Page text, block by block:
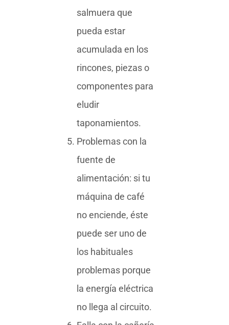
salmuera que
pueda estar
acumulada en los
rincones, piezas o
componentes para
eludir
taponamientos.
Problemas con la
fuente de
alimentación: si tu
máquina de café
no enciende, éste
puede ser uno de
los habituales
problemas porque
la energía eléctrica
no llega al circuito.